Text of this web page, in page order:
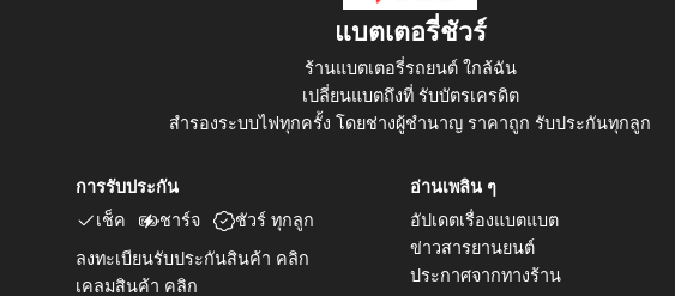
แบตเตอรี่ชัวร์
ร้านแบตเตอรี่รถยนต์ ใกล้ฉัน
เปลี่ยนแบตถึงที่ รับบัตรเครดิต
สำรองระบบไฟทุกครั้ง โดยช่างผู้ชำนาญ ราคาถูก รับประกันทุกลูก
การรับประกัน
เช็ค
ชาร์จ ชัวร์ ทุกลูก
ลงทะเบียนรับประกันสินค้า คลิก
เคลมสินค้า คลิก
อ่านเพลิน ๆ
อัปเดตเรื่องแบตแบต
ข่าวสารยานยนต์
ประกาศจากทางร้าน